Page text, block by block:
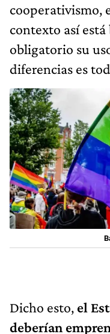
cooperativismo,
contexto así está
obligatorio su
diferencias es
Dicho esto, el
deberían